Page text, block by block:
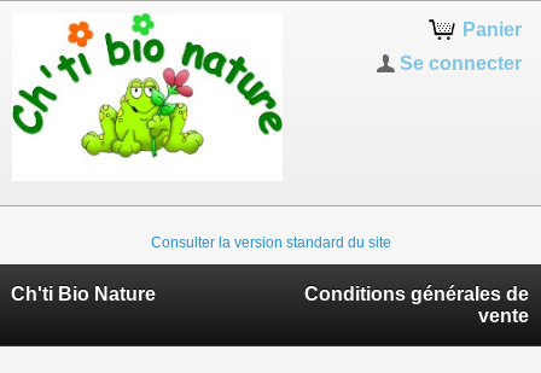
Panier
Se connecter
Consulter la version standard du site
Ch'ti Bio Nature
Conditions générales de
vente